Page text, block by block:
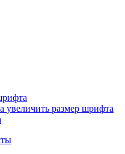
увеличить размер шрифта